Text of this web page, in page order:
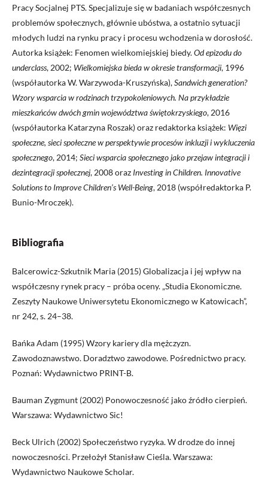
Pracy Socjalnej PTS. Specjalizuje się w badaniach współczesnych
problemów społecznych, głównie ubóstwa, a ostatnio sytuacji
młodych ludzi na rynku pracy i procesu wchodzenia w dorosłość.
Autorka książek: Fenomen wielkomiejskiej biedy.Od epizodu do
underclass, 2002; Wielkomiejska bieda w okresie transformacji, 1996
(współautorka W. Warzywoda-Kruszyńska),Sandwich generation?
Wzory wsparcia w rodzinach trzypokoleniowych. Na przykładzie
mieszkańców dwóch gmin województwa świętokrzyskiego, 2016
(współautorka Katarzyna Roszak) oraz redaktorka książek: Więzi
społeczne, sieci społeczne w perspektywie procesów inkluzji i wykluczenia
społecznego, 2014; Sieci wsparcia społecznego jako przejaw integracji i
dezintegracji społecznej, 2008 oraz Investing in Children. Innovative
Solutions to Improve Children’s Well-Being, 2018 (współredaktorka P.
Bunio-Mroczek).
Bibliografia
Balcerowicz-Szkutnik Maria (2015) Globalizacja i jej wpływ na
współczesny rynek pracy – próba oceny. „Studia Ekonomiczne.
Zeszyty Naukowe Uniwersytetu Ekonomicznego w Katowicach”,
nr 242, s. 24–38.
Bańka Adam (1995) Wzory kariery dla mężczyzn.
Zawodoznawstwo. Doradztwo zawodowe. Pośrednictwo pracy.
Poznań: Wydawnictwo PRINT-B.
Bauman Zygmunt (2002) Ponowoczesność jako źródło cierpień.
Warszawa: Wydawnictwo Sic!
Beck Ulrich (2002) Społeczeństwo ryzyka. W drodze do innej
nowoczesności. Przełożył Stanisław Cieśla. Warszawa:
Wydawnictwo Naukowe Scholar.